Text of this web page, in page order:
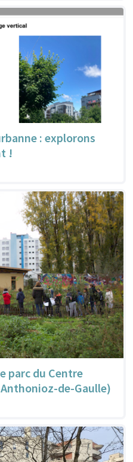
: explorons
!
parc du Centre
de-Gaulle)